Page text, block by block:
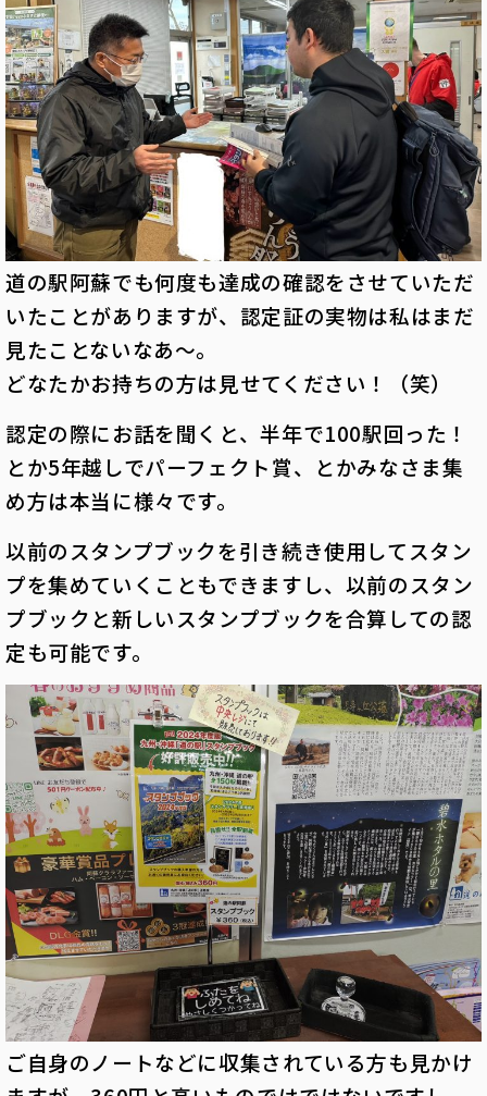
道の駅阿蘇でも何度も達成の確認をさせていただ
いたことがありますが、認定証の実物は私はまだ
見たことないなあ～。
どなたかお持ちの方は見せてください！（笑）
認定の際にお話を聞くと、半年で100駅回った！
とか5年越しでパーフェクト賞、とかみなさま集
め方は本当に様々です。
以前のスタンプブックを引き続き使用してスタン
プを集めていくこともできますし、以前のスタン
プブックと新しいスタンプブックを合算しての認
定も可能です。
ご自身のノートなどに収集されている方も見かけ